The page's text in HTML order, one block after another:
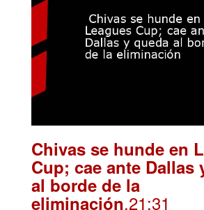
Chivas se hunde en
Cup; cae ante Dallas
al borde de la
eliminación.21:31